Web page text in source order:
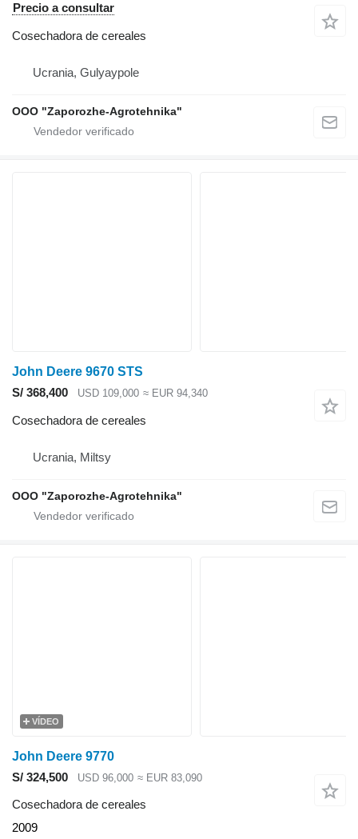
Precio a consultar
Cosechadora de cereales
Ucrania, Gulyaypole
OOO "Zaporozhe-Agrotehnika"
John Deere 9670 STS
S/ 368,400
USD 109,000 ≈ EUR 94,340
Cosechadora de cereales
Ucrania, Miltsy
OOO "Zaporozhe-Agrotehnika"
VÍDEO
John Deere 9770
S/ 324,500
USD 96,000 ≈ EUR 83,090
Cosechadora de cereales
2009